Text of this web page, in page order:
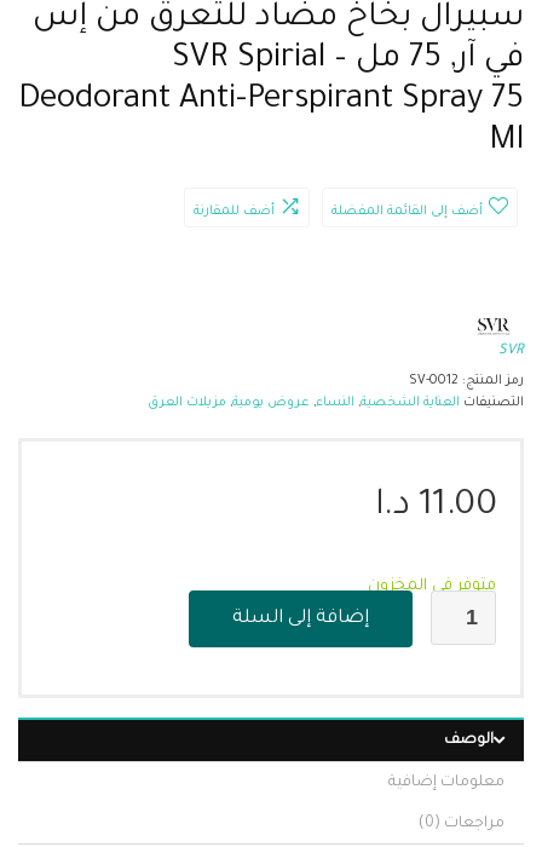
سبيرال بخاخ مضاد للتعرق من إس
في آر, 75 مل – SVR Spirial
Deodorant Anti-Perspirant Spray 75
Ml
أضف إلى القائمة المفضلة أضف للمقارنة
SVR
رمز المنتج: SV-0012
التصنيفات العناية الشخصية, النساء, عروض يومية, مزيلات العرق
11.00 د.ا
متوفر في المخزون
إضافة إلى السلة
الوصف
معلومات إضافية
مراجعات (0)